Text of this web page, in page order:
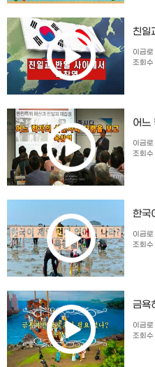
친일
이금로
조회
어느
이금로
조회수
한국
이금로
조회
금욕
이금로
조회